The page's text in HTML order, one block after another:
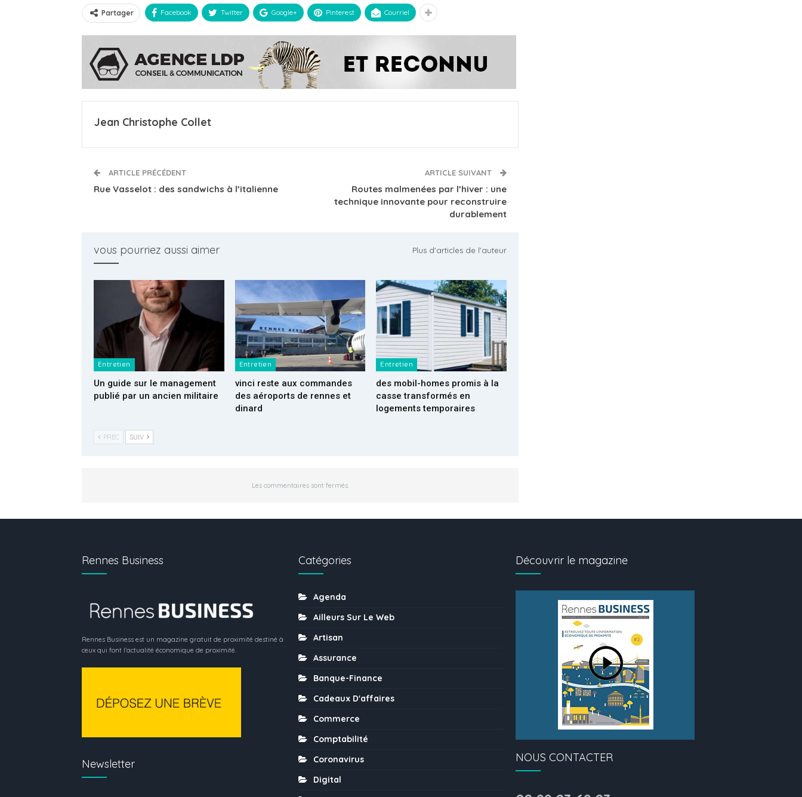
Partager Facebook Twitter Google+ Pinterest Courriel
Jean Christophe Collet
ARTICLE PRÉCÉDENT
Rue Vasselot : des sandwichs à l’italienne
ARTICLE SUIVANT
Routes malmenées par l’hiver : une
technique innovante pour reconstruire
durablement
vous pourriez aussi aimer Plus d'articles de l'auteur
Entretien
Un guide sur le management
publié par un ancien militaire
Entretien
vinci reste aux commandes
des aéroports de rennes et
dinard
Entretien
des mobil-homes promis à la
casse transformés en
logements temporaires
PREC SUIV
Les commentaires sont fermés.
Rennes Business
Rennes Business est un magazine gratuit de proximité destiné à
ceux qui font l’actualité économique de proximité.
Newsletter
Catégories
Agenda
Ailleurs Sur Le Web
Artisan
Assurance
Banque-Finance
Cadeaux D'affaires
Commerce
Comptabilité
Coronavirus
Digital
Découvrir le magazine
NOUS CONTACTER